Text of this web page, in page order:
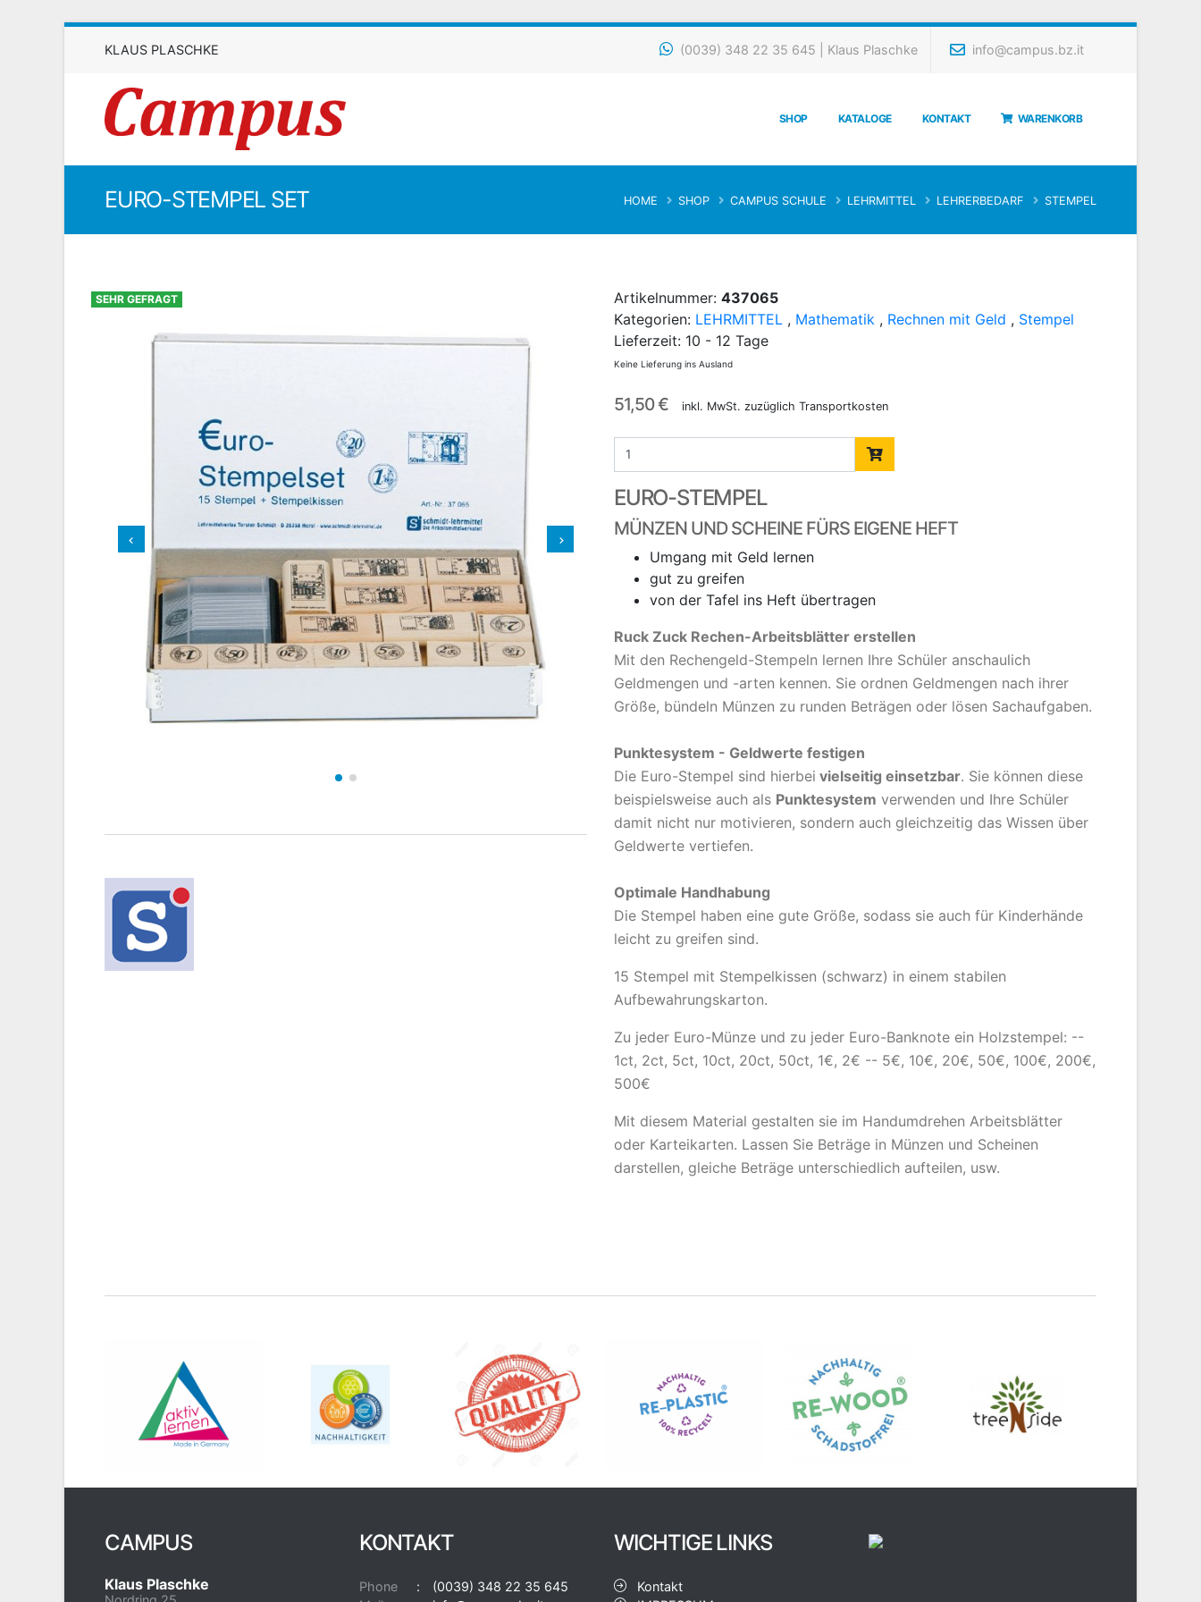
KLAUS PLASCHKE (0039) 348 22 35 645 | Klaus Plaschke info@campus.bz.it
SHOP KATALOGE KONTAKT WARENKORB
EURO-STEMPEL SET HOME SHOP CAMPUS SCHULE LEHRMITTEL LEHRERBEDARF STEMPEL
SEHR GEFRAGT Artikelnummer: 437065
Kategorien: LEHRMITTEL , Mathematik , Rechnen mit Geld , Stempel
Lieferzeit: 10 - 12 Tage
Keine Lieferung ins Ausland
51,50 € inkl. MwSt. zuzüglich Transportkosten
EURO-STEMPEL
MÜNZEN UND SCHEINE FÜRS EIGENE HEFT
Umgang mit Geld lernen
gut zu greifen
von der Tafel ins Heft übertragen
Ruck Zuck Rechen-Arbeitsblätter erstellen
Mit den Rechengeld-Stempeln lernen Ihre Schüler anschaulich
Geldmengen und -arten kennen. Sie ordnen Geldmengen nach ihrer
Größe, bündeln Münzen zu runden Beträgen oder lösen Sachaufgaben.
Punktesystem - Geldwerte festigen
Die Euro-Stempel sind hierbei vielseitig einsetzbar. Sie können diese
beispielsweise auch als Punktesystem verwenden und Ihre Schüler
damit nicht nur motivieren, sondern auch gleichzeitig das Wissen über
Geldwerte vertiefen.
Optimale Handhabung
Die Stempel haben eine gute Größe, sodass sie auch für Kinderhände
leicht zu greifen sind.
15 Stempel mit Stempelkissen (schwarz) in einem stabilen
Aufbewahrungskarton.
Zu jeder Euro-Münze und zu jeder Euro-Banknote ein Holzstempel: --
1ct, 2ct, 5ct, 10ct, 20ct, 50ct, 1€, 2€ -- 5€, 10€, 20€, 50€, 100€, 200€,
500€
Mit diesem Material gestalten sie im Handumdrehen Arbeitsblätter
oder Karteikarten. Lassen Sie Beträge in Münzen und Scheinen
darstellen, gleiche Beträge unterschiedlich aufteilen, usw.
CAMPUS
Klaus Plaschke
KONTAKT
Phone
(0039) 348 22 35 645
WICHTIGE LINKS
Kontakt